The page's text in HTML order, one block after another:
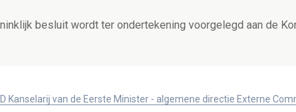
besluit wordt ter ondertekening voorgelegd aan de
Kanselarij van de Eerste Minister - algemene directie Externe